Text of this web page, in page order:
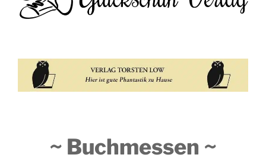
~ Buchmessen ~